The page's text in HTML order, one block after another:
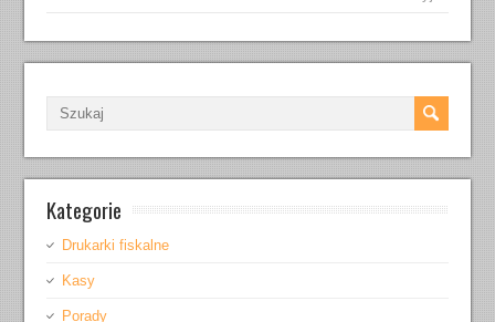
Kategorie
Drukarki fiskalne
Kasy
Porady